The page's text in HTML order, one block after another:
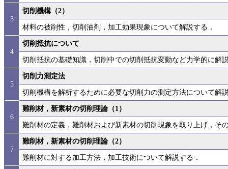
3
切削機構（2）
材料の被削性，切削油剤，加工効果現象について解説する．
4
切削抵抗について
切削抵抗の基礎知識，切削中での切削抵抗変動など力学的に解
5
切削力測定法
切削機構を解析するために必要な切削力の測定方法について解
6
難削材，新素材の切削理論（1）
難削材の定義，難削材および新素材の切削現象を取り上げ，そ
7
難削材，新素材の切削理論（2）
難削材に対する加工方法，加工技術について解説する．